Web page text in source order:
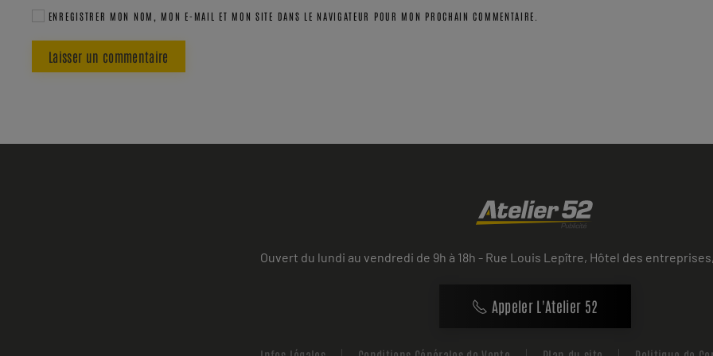
ENREGISTRER MON NOM, MON E-MAIL ET MON SITE DANS LE NAVIGATEUR POUR MON PROCHAIN COMMENTAIRE.
Laisser un commentaire
Ouvert du lundi au vendredi de 9h à 18h - Rue Louis Lepître, Hôtel des
Appeler L'Atelier 52